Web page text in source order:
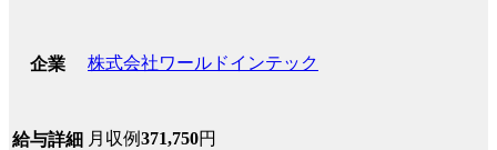
企業 株式会社ワールドインテック
給与詳細 月収例371,750円